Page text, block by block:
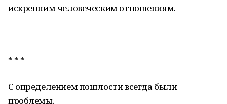
искренним человеческим отношениям.
* * *
С определением пошлости всегда были
проблемы.